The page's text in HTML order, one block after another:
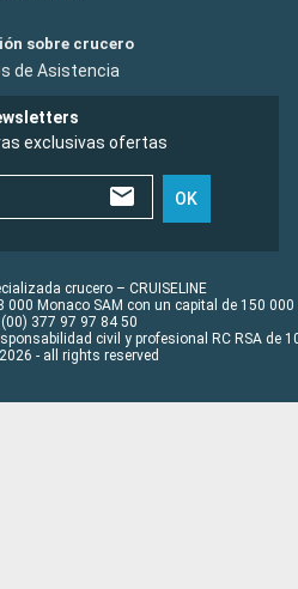
sobre crucero
de Asistencia
exclusivas ofertas
OK
crucero – CRUISELINE
000 Monaco SAM con un capital de 150 000
377 97 97 84 50
civil y profesional RC RSA de
- all rights reserved